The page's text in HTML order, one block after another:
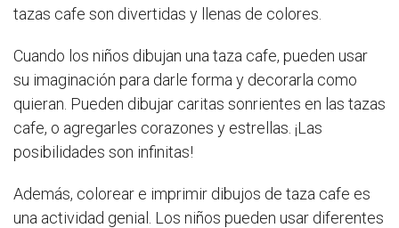
tazas cafe son divertidas y llenas de colores.
Cuando los niños dibujan una taza cafe, pueden usar
su imaginación para darle forma y decorarla como
quieran. Pueden dibujar caritas sonrientes en las tazas
cafe, o agregarles corazones y estrellas. ¡Las
posibilidades son infinitas!
Además, colorear e imprimir dibujos de taza cafe es
una actividad genial. Los niños pueden usar diferentes